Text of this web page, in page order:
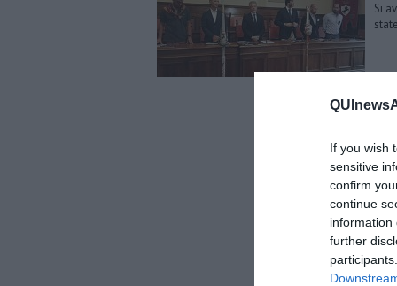
If you wish
sensitive
confirm
continue
information
further
Si